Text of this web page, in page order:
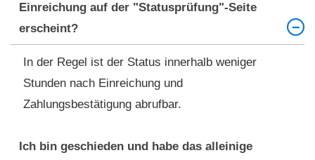
Einreichung auf der "Statusprüfung"-Seite
erscheint?
In der Regel ist der Status innerhalb weniger
Stunden nach Einreichung und
Zahlungsbestätigung abrufbar.
Ich bin geschieden und habe das alleinige